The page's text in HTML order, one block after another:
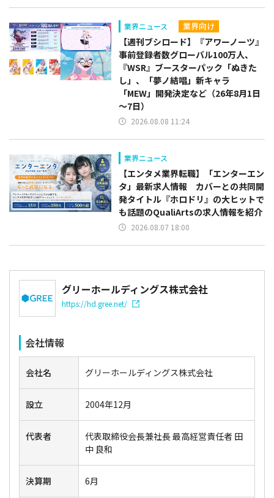
業界ニュース 業界向け
【週刊ブシロード】『アワーノーツ』
事前登録者数グローバル100万人、
『WSR』ブースターパック「ぬきた
し」、「夢ノ結唱」新キャラ
「MEW」開発決定など（26年8月1日
～7日）
2026.08.08 11:24
業界ニュース
【エンタメ業界転職】「エンターエン
タ」最新求人情報 カバーとの共同開
発タイトル『ホロドリ』の大ヒットで
も話題のQualiArtsの求人情報を紹介
2026.08.07 18:00
グリーホールディングス株式会社
https://hd.gree.net/
会社情報
会社名 グリーホールディングス株式会社
設立 2004年12月
代表者
代表取締役会長兼社長 最高経営責任者 田
中 良和
決算期 6月